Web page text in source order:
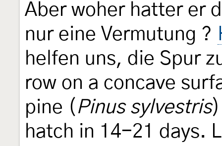
Aber woher hatter er
nur eine Vermutung ?
helfen uns, die Spur
row on a concave
pine ( Pinus sylvestris)
hatch in 14-21 days.